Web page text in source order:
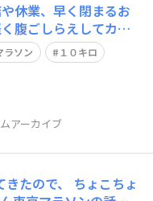
休業、早く閉まるお
ラソン
１０キロ
アーカイブ
たので、 ちょこちょ